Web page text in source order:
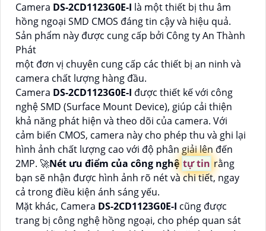
Camera DS-2CD1123G0E-I là một thiết bị thu âm
hồng ngoại SMD CMOS đáng tin cậy và hiệu quả.
Sản phẩm này được cung cấp bởi Công ty An Thành
Phát
một đơn vị chuyên cung cấp các thiết bị an ninh và
camera chất lượng hàng đầu.
Camera DS-2CD1123G0E-I được thiết kế với công
nghệ SMD (Surface Mount Device), giúp cải thiện
khả năng phát hiện và theo dõi của camera. Với
cảm biến CMOS, camera này cho phép thu và ghi lại
hình ảnh chất lượng cao với độ phân giải lên đến
2MP. 🚀Nét ưu điểm của công nghệ tự tin rằng
bạn sẽ nhận được hình ảnh rõ nét và chi tiết, ngay
cả trong điều kiện ánh sáng yếu.
Mặt khác, Camera DS-2CD1123G0E-I cũng được
trang bị công nghệ hồng ngoại, cho phép quan sát